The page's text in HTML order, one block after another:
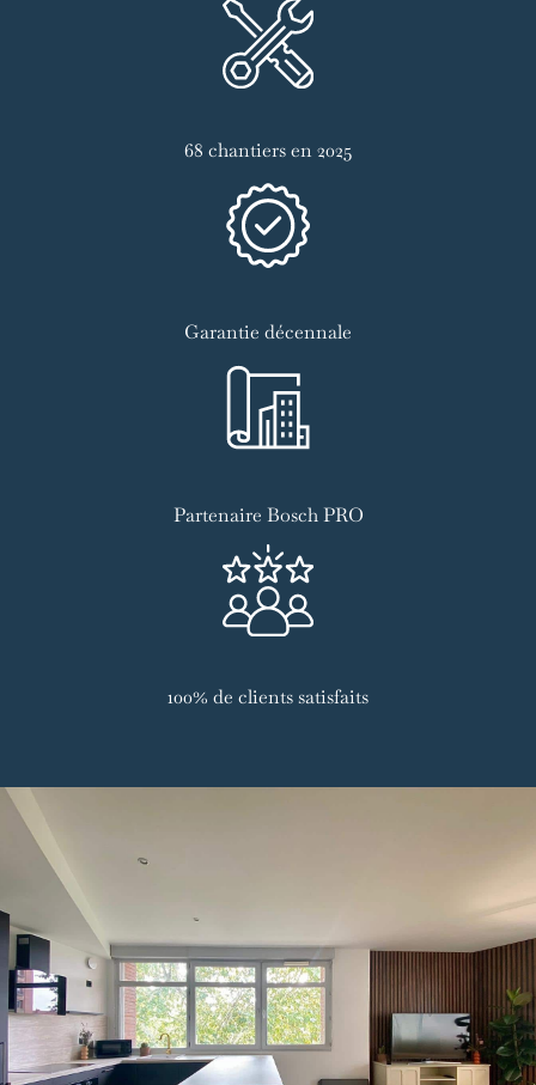
68 chantiers en 2025
Garantie décennale
Partenaire Bosch PRO
100% de clients satisfaits